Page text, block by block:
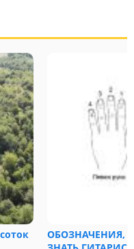
ОБОЗНАЧЕНИЯ,